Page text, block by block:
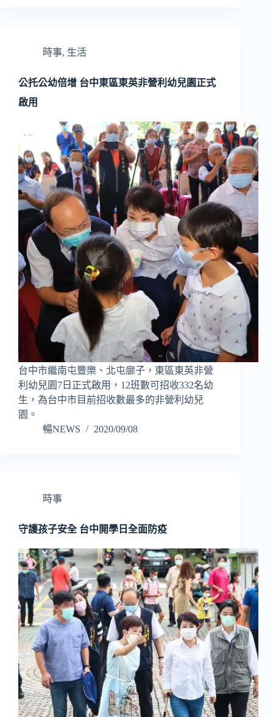
時事, 生活
公托公幼倍增 台中東區東英非營利幼兒園正式
啟用
台中市繼南屯豐樂、北屯廍子，東區東英非營
利幼兒園7日正式啟用，12班數可招收332名幼
生，為台中市目前招收數最多的非營利幼兒
園。
暢NEWS
2020/09/08
時事
守護孩子安全 台中開學日全面防疫